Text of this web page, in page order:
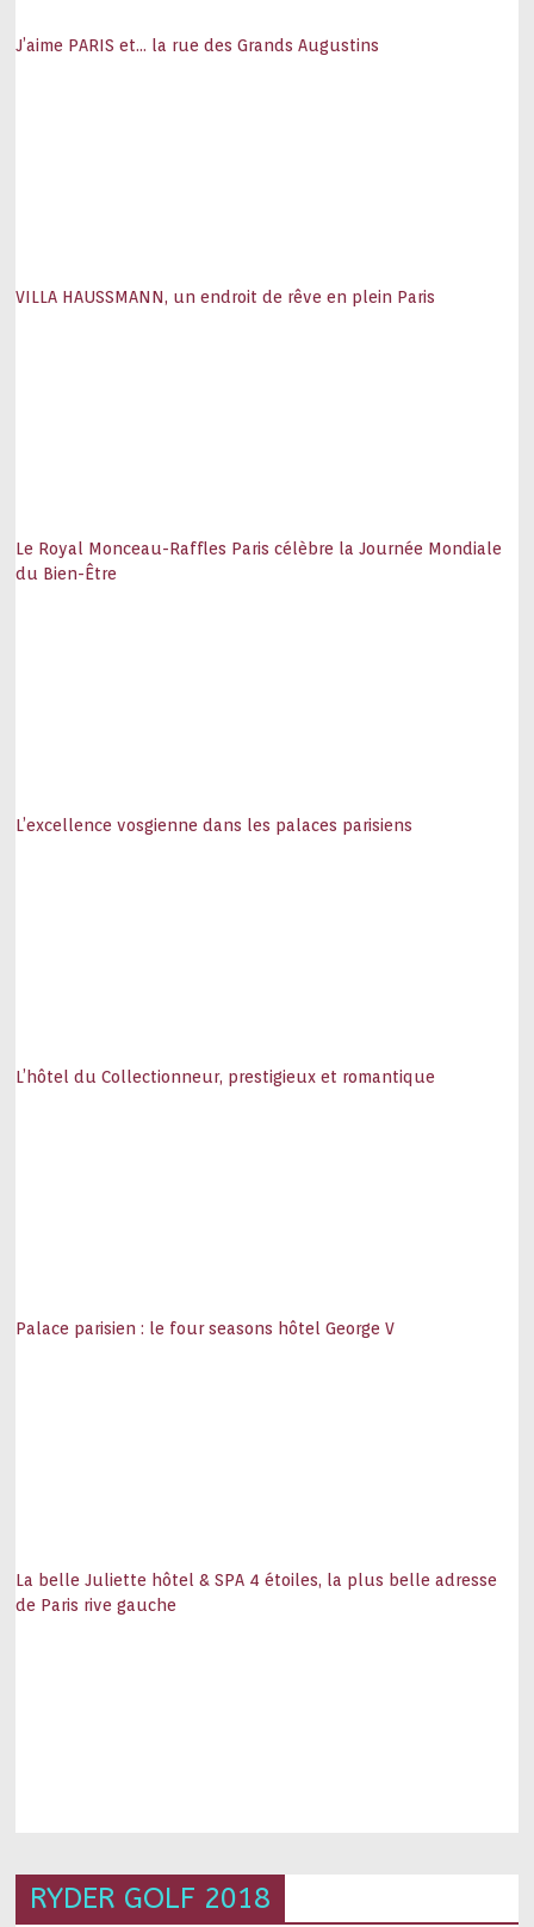
J’aime PARIS et… la rue des Grands Augustins
VILLA HAUSSMANN, un endroit de rêve en plein Paris
Le Royal Monceau-Raffles Paris célèbre la Journée Mondiale
du Bien-Être
L’excellence vosgienne dans les palaces parisiens
L’hôtel du Collectionneur, prestigieux et romantique
Palace parisien : le four seasons hôtel George V
La belle Juliette hôtel & SPA 4 étoiles, la plus belle adresse
de Paris rive gauche
RYDER GOLF 2018